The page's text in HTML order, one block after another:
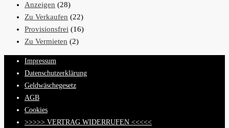
Anzeigen (28)
Zu Verkaufen (22)
Provisionsfrei (16)
Zu Vermieten (2)
Impressum
Datenschutzerklärung
Geldwäschegesetz
AGB
Cookies
>>>>> VERTRAG WIDERRUFEN <<<<<